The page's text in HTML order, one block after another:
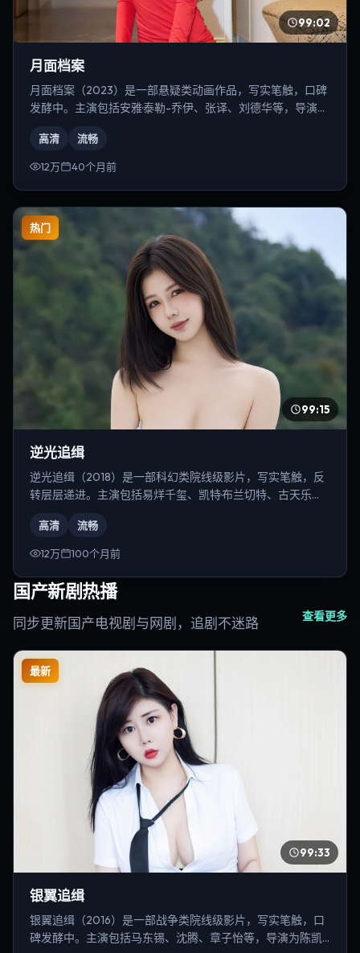
99:02
月面档案
月面档案（2023）是一部悬疑类动画作品，写实笔触，口碑
发酵中。主演包括安雅·泰勒-乔伊、张译、刘德华等，导演为
高清 流畅
12万 40个月前
热门
99:15
逆光追缉
逆光追缉（2018）是一部科幻类院线级影片，写实笔触，反
转层层递进。主演包括易烊千玺、凯特·布兰切特、古天乐
高清 流畅
12万 100个月前
国产新剧热播
同步更新国产电视剧与网剧，追剧不迷路 查看更多
最新
99:33
银翼追缉
银翼追缉（2016）是一部战争类院线级影片，写实笔触，口
碑发酵中。主演包括马东锡、沈腾、章子怡等，导演为陈凯